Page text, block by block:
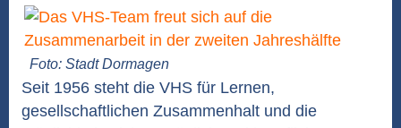
Foto: Stadt Dormagen
Seit 1956 steht die VHS für Lernen,
gesellschaftlichen Zusammenhalt und die